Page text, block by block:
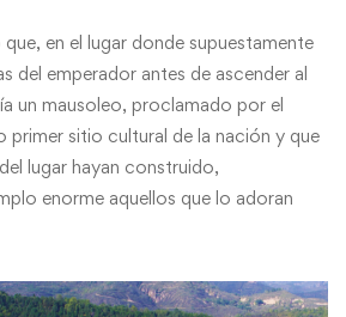
en el lugar donde supuestamente
del emperador antes de ascender al
un mausoleo, proclamado por el
sitio cultural de la nación y que
lugar hayan construido,
enorme aquellos que lo adoran